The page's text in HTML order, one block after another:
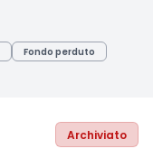
Fondo perduto
Archiviato